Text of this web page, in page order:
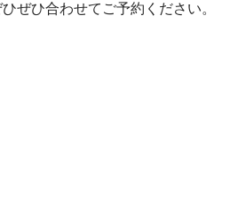
ぜひ合わせてご予約ください。